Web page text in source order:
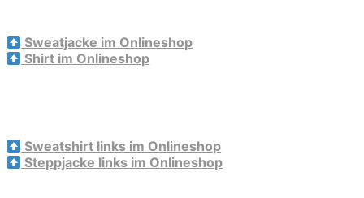
Sweatjacke im Onlineshop
Shirt im Onlineshop
Sweatshirt links im Onlineshop
Steppjacke links im Onlineshop